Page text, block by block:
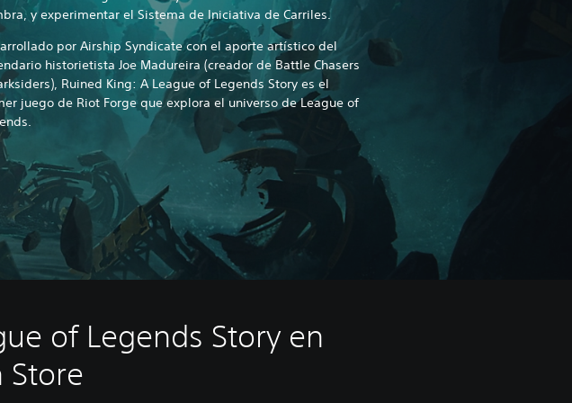
y experimentar el Sistema de Iniciativa de Carriles.
por Airship Syndicate con el aporte artístico del
historietista Joe Madureira (creador de Battle Chasers
Ruined King: A League of Legends Story es el
juego de Riot Forge que explora el universo de League of
of Legends Story en
Store